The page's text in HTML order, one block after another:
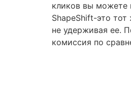
кликов вы можете
ShapeShift-это
не удерживая ее.
комиссия по